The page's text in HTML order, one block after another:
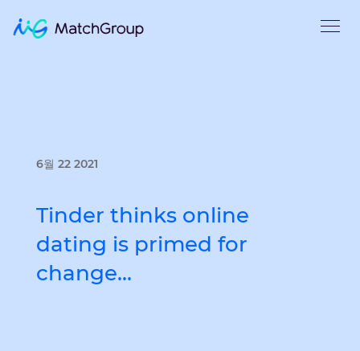
6월 22 2021
Tinder thinks online
dating is primed for
change…